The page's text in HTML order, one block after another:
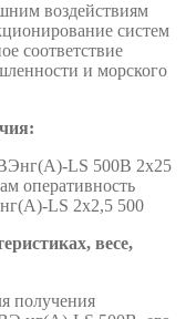
воздействиям
систем
соответствие
и морского
LS 500В 2х25
оперативность
LS 2х2,5 500
весе,
получения